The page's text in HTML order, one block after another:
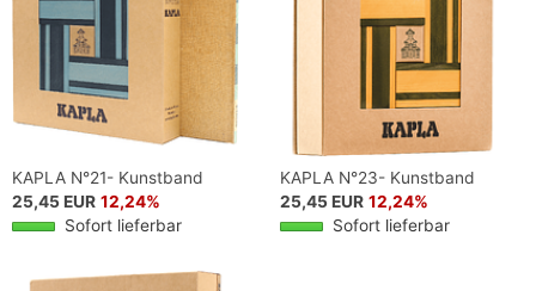
KAPLA N°21- Kunstband
25,45 EUR 12,24%
Sofort lieferbar
KAPLA N°23- Kunstband
25,45 EUR 12,24%
Sofort lieferbar